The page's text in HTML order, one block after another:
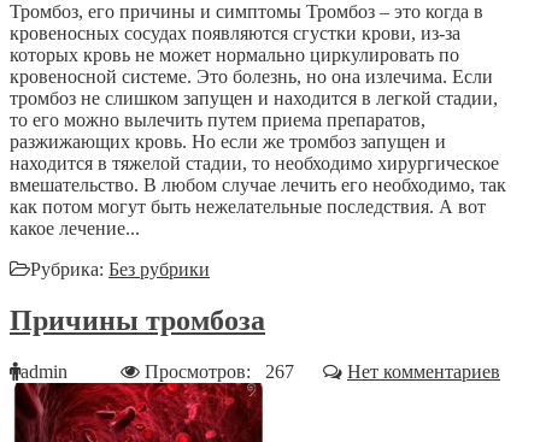
Тромбоз, его причины и симптомы Тромбоз – это когда в
кровеносных сосудах появляются сгустки крови, из-за
которых кровь не может нормально циркулировать по
кровеносной системе. Это болезнь, но она излечима. Если
тромбоз не слишком запущен и находится в легкой стадии,
то его можно вылечить путем приема препаратов,
разжижающих кровь. Но если же тромбоз запущен и
находится в тяжелой стадии, то необходимо хирургическое
вмешательство. В любом случае лечить его необходимо, так
как потом могут быть нежелательные последствия. А вот
какое лечение...
Рубрика: Без рубрики
Причины тромбоза
admin Просмотров: 267 Нет комментариев